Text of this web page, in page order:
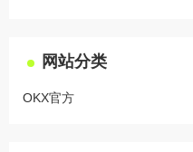
网站分类
OKX官方